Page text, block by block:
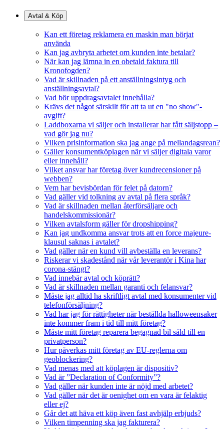
Avtal & Köp
Kan ett företag reklamera en maskin man börjat
använda
Kan jag avbryta arbetet om kunden inte betalar?
När kan jag lämna in en obetald faktura till
Kronofogden?
Vad är skillnaden på ett anställningsintyg och
anställningsavtal?
Vad bör uppdragsavtalet innehålla?
Krävs det något särskilt för att ta ut en "no show"-
avgift?
Laddboxarna vi säljer och installerar har fått säljstopp –
vad gör jag nu?
Vilken prisinformation ska jag ange på mellandagsrean?
Gäller konsumentköplagen när vi säljer digitala varor
eller innehåll?
Vilket ansvar har företag över kundrecensioner på
webben?
Vem har bevisbördan för felet på datorn?
Vad gäller vid tolkning av avtal på flera språk?
Vad är skillnaden mellan återförsäljare och
handelskommissionär?
Vilken avtalsform gäller för dropshipping?
Kan jag undkomma ansvar trots att en force majeure-
klausul saknas i avtalet?
Vad gäller när en kund vill avbeställa en leverans?
Riskerar vi skadestånd när vår leverantör i Kina har
corona-stängt?
Vad innebär avtal och köprätt?
Vad är skillnaden mellan garanti och felansvar?
Måste jag alltid ha skriftligt avtal med konsumenter vid
telefonförsäljning?
Vad har jag för rättigheter när beställda halloweensaker
inte kommer fram i tid till mitt företag?
Måste mitt företag reparera begagnad bil såld till en
privatperson?
Hur påverkas mitt företag av EU-reglerna om
geoblockering?
Vad menas med att köplagen är dispositiv?
Vad är ”Declaration of Conformity”?
Vad gäller när kunden inte är nöjd med arbetet?
Vad gäller när det är oenighet om en vara är felaktig
eller ej?
Går det att häva ett köp även fast avhjälp erbjuds?
Vilken timpenning ska jag fakturera?